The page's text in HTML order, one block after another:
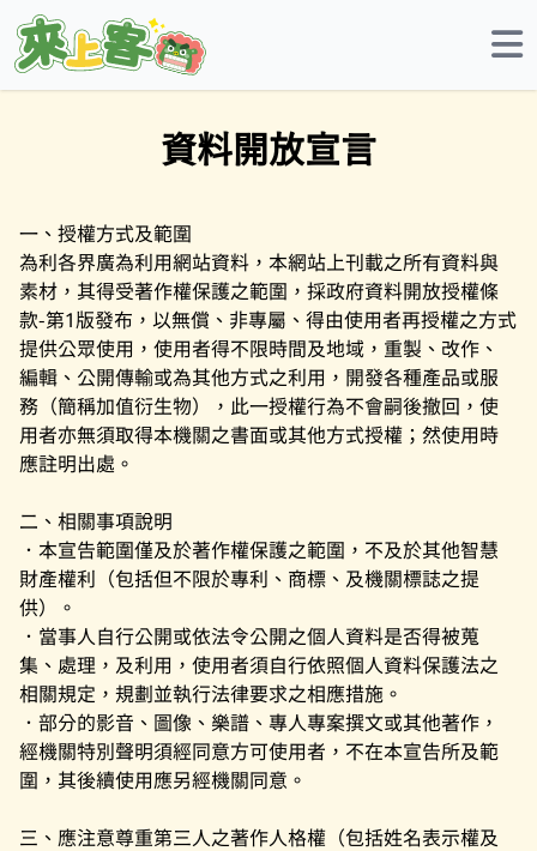
資料開放宣言
一、授權方式及範圍
為利各界廣為利用網站資料，本網站上刊載之所有資料與
素材，其得受著作權保護之範圍，採政府資料開放授權條
款-第1版發布，以無償、非專屬、得由使用者再授權之方式
提供公眾使用，使用者得不限時間及地域，重製、改作、
編輯、公開傳輸或為其他方式之利用，開發各種產品或服
務（簡稱加值衍生物），此一授權行為不會嗣後撤回，使
用者亦無須取得本機關之書面或其他方式授權；然使用時
應註明出處。
二、相關事項說明
．本宣告範圍僅及於著作權保護之範圍，不及於其他智慧
財產權利（包括但不限於專利、商標、及機關標誌之提
供）。
．當事人自行公開或依法令公開之個人資料是否得被蒐
集、處理，及利用，使用者須自行依照個人資料保護法之
相關規定，規劃並執行法律要求之相應措施。
．部分的影音、圖像、樂譜、專人專案撰文或其他著作，
經機關特別聲明須經同意方可使用者，不在本宣告所及範
圍，其後續使用應另經機關同意。
三、應注意尊重第三人之著作人格權（包括姓名表示權及